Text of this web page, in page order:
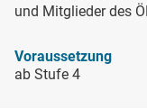
und Mitglieder des
Voraussetzung
ab Stufe 4